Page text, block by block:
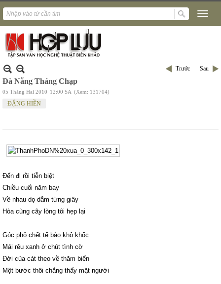
Trước Sau
Đà Nẵng Tháng Chạp
05 Tháng Hai 2010 12:00 SA (Xem: 131704)
ĐẶNG HIỀN
Đến đi rồi tiễn biệt
Chiều cuối năm bay
Về nhau dọ dẫm từng giây
Hòa cùng cây lòng tôi hẹp lại
Góc phố chết tế bào khô khốc
Mái rêu xanh ở chút tình cờ
Đời của cát theo về thăm biển
Một bước thôi chẳng thấy mặt người